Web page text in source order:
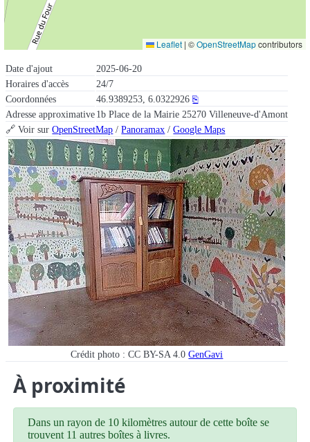
Date d'ajout
2025-06-20
Horaires d'accès
24/7
Coordonnées
46.9389253, 6.0322926 ⎘
Adresse approximative1b Place de la Mairie 25270 Villeneuve-d'Amont
🔗 Voir surOpenStreetMap /Panoramax /Google Maps
Crédit photo : CC BY-SA 4.0GenGavi
Leaflet | ©OpenStreetMapcontributors
À proximité
Dans un rayon de 10 kilomètres autour de cette boîte se
trouvent 11 autres boîtes à livres.